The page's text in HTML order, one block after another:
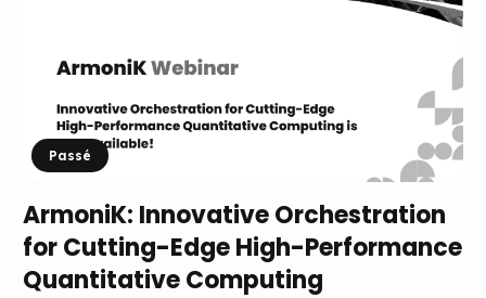
Passé
ArmoniK: Innovative Orchestration
for Cutting-Edge High-Performance
Quantitative Computing